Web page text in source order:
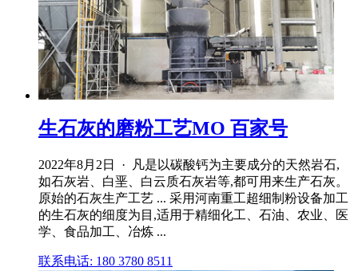
生石灰的磨粉工艺MO 百家号
2022年8月2日 · 凡是以碳酸钙为主要成分的天然岩石,
如石灰岩、白垩、白云质石灰岩等,都可用来生产石灰。
原始的石灰生产工艺 ... 采用河南重工超细制粉设备加工
的生石灰的细度为目,适用于精细化工、石油、农业、医
学、食品加工、冶炼 ...
联系电话: 180 3780 8511